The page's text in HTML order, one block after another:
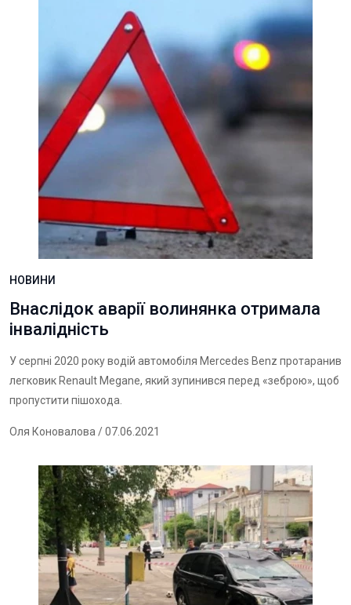
НОВИНИ
Внаслідок аварії волинянка отримала
інвалідність
У серпні 2020 року водій автомобіля Mercedes Benz протаранив
легковик Renault Megane, який зупинився перед «зеброю», щоб
пропустити пішохода.
Оля Коновалова / 07.06.2021